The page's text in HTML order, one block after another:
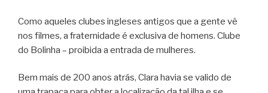
Como aqueles clubes ingleses antigos que a gente vê
nos filmes, a fraternidade é exclusiva de homens. Clube
do Bolinha – proibida a entrada de mulheres.
Bem mais de 200 anos atrás, Clara havia se valido de